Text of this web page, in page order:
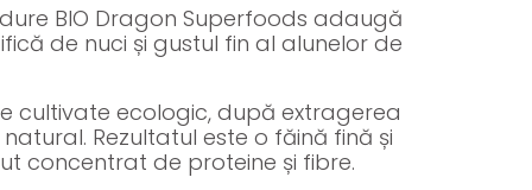
BIO Dragon Superfoods adaugă
de nuci și gustul fin al alunelor de
cultivate ecologic, după extragerea
Rezultatul este o făină fină și
concentrat de proteine și fibre.